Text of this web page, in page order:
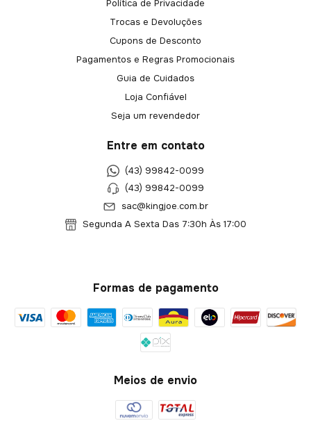
Política de Privacidade
Trocas e Devoluções
Cupons de Desconto
Pagamentos e Regras Promocionais
Guia de Cuidados
Loja Confiável
Seja um revendedor
Entre em contato
(43) 99842-0099
(43) 99842-0099
sac@kingjoe.com.br
Segunda A Sexta Das 7:30h Às 17:00
Formas de pagamento
Meios de envio